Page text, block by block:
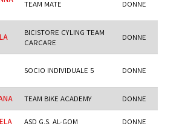
TEAM MATE DONNE
BICISTORE CYLING TEAM
CARCARE
DONNE
SOCIO INDIVIDUALE 5 DONNE
TEAM BIKE ACADEMY DONNE
ASD G.S. AL-GOM DONNE